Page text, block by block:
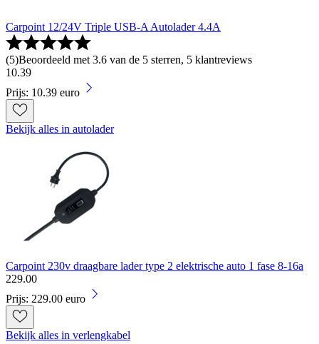
Carpoint 12/24V Triple USB-A Autolader 4.4A
(5)Beoordeeld met 3.6 van de 5 sterren, 5 klantreviews
10.39
Prijs: 10.39 euro
Bekijk alles in autolader
Carpoint 230v draagbare lader type 2 elektrische auto 1 fase 8-16a
229.00
Prijs: 229.00 euro
Bekijk alles in verlengkabel